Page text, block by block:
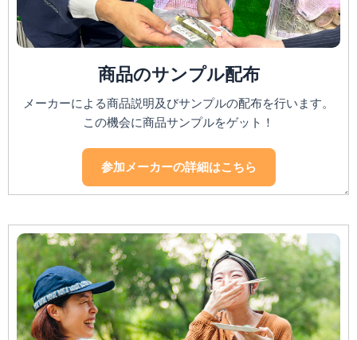
商品のサンプル配布
メーカーによる商品説明及びサンプルの配布を行います。
この機会に商品サンプルをゲット！
参加メーカーの詳細はこちら